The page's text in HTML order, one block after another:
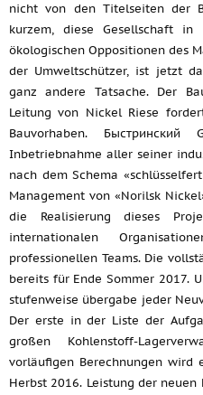
nicht von den Titelseiten der
kurzem, diese Gesellschaft
ökologischen Oppositionen des
der Umweltschützer, ist jetzt
ganz andere Tatsache. Der
Leitung von Nickel Riese
Bauvorhaben.
Inbetriebnahme aller seiner
nach dem Schema
Management von «Norilsk
die Realisierung dieses
internationalen
professionellen Teams. Die
bereits für Ende Sommer 2017.
stufenweise übergabe jeder
Der erste in der Liste der
großen Kohlenstoff-
vorläufigen Berechnungen
Herbst 2016. Leistung der